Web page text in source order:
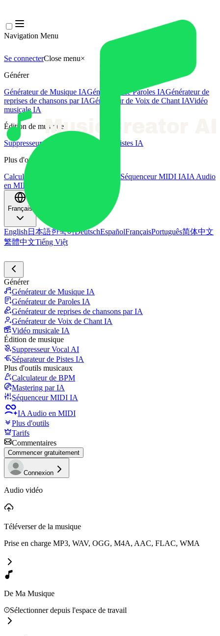
Navigation Menu
Se connecterClose menu×
Générer
Générateur de Musique IAGénérateur de Paroles IAGénérateur de
reprises de chansons par IAGénérateur de Voix de Chant IAVidéo
musicale IA
Édition de musique
Suppresseur Vocal AI
Séparateur de Pistes IA
Plus d'outils musicaux
Calculateur de BPM
Séquenceur MIDI IAIA Audio
en MIDI
Français
English 日本語한국어DeutschEspañolFrançaisPortuguês简体中文
繁體中文Tiếng Việt
Générer
Générateur de Musique IA
Générateur de Paroles IA
Générateur de reprises de chansons par IA
Générateur de Voix de Chant IA
Vidéo musicale IA
Édition de musique
Suppresseur Vocal AI
Séparateur de Pistes IA
Plus d'outils musicaux
Calculateur de BPM
Mastering par IA
Séquenceur MIDI IA
IA Audio en MIDI
Plus d'outils
Tarifs
Commentaires
Commencer gratuitement
Connexion
Audio vidéo
Téléverser de la musique
Prise en charge MP3, WAV, OGG, M4A, AAC, FLAC, WMA
De Ma Musique
Sélectionner depuis l'espace de travail